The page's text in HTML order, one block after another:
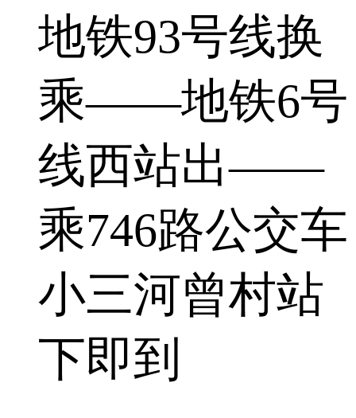
地铁93号线换
乘——地铁6号
线西站出——
乘746路公交车
小三河曾村站
下即到